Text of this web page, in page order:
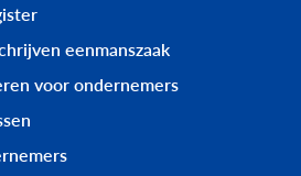
eenmanszaak
voor ondernemers